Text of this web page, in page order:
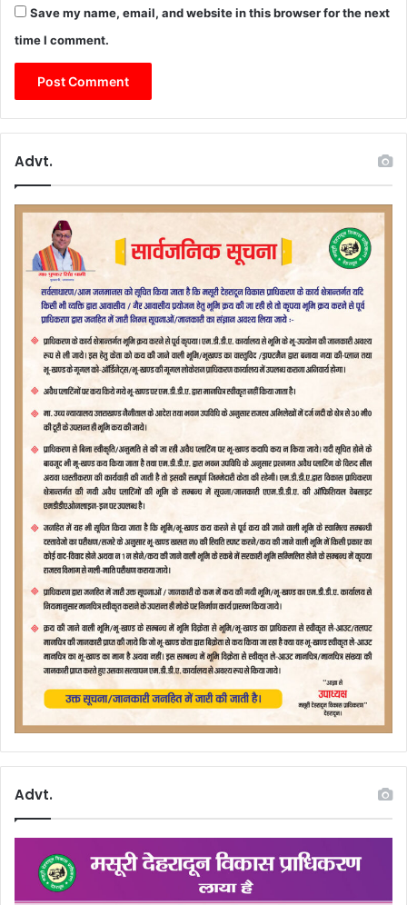
Save my name, email, and website in this browser for the next
time I comment.
Advt.
Advt.